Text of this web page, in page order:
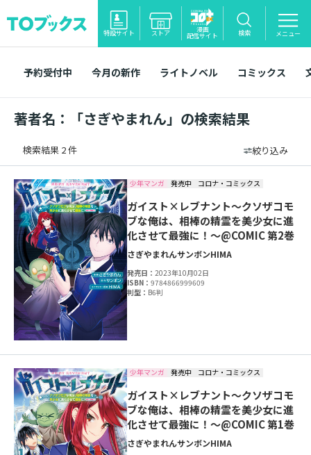
特設サイト ストア 漫画
配信サイト 検索 メニュー
予約受付中 今月の新作 ライトノベル コミックス
著者名：「さぎやまれん」の検索結果
検索結果 2 件 絞り込み
少年マンガ 発売中 コロナ・コミックス
ガイスト×レブナント～クソザコモ
ブな俺は、相棒の精霊を美少女に進
化させて最強に！～@COMIC 第2巻
さぎやまれんサンボンHIMA
発売日：2023年10月02日
ISBN：9784866999609
判型： B6判
少年マンガ 発売中 コロナ・コミックス
ガイスト×レブナント～クソザコモ
ブな俺は、相棒の精霊を美少女に進
化させて最強に！～@COMIC 第1巻
さぎやまれんサンボンHIMA